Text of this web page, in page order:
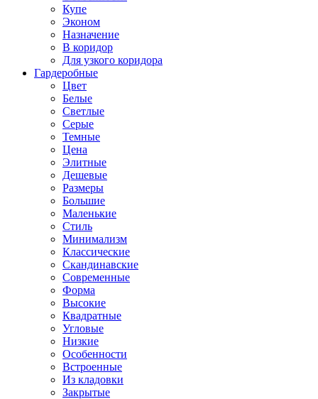
Купе
Эконом
Назначение
В коридор
Для узкого коридора
Гардеробные
Цвет
Белые
Светлые
Серые
Темные
Цена
Элитные
Дешевые
Размеры
Большие
Маленькие
Стиль
Минимализм
Классические
Скандинавские
Современные
Форма
Высокие
Квадратные
Угловые
Низкие
Особенности
Встроенные
Из кладовки
Закрытые